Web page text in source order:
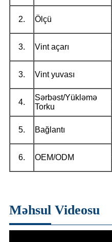
2. Ölçü
3. Vint açarı
3. Vint yuvası
4.
Sərbəst/Yükləmə
Torku
5. Bağlantı
6. OEM/ODM
Məhsul Videosu